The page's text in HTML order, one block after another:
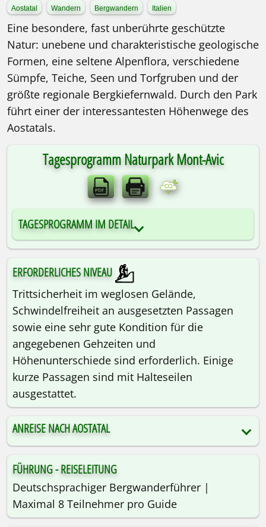
Aostatal Wandern Bergwandern Italien
Eine besondere, fast unberührte geschützte
Natur: unebene und charakteristische geologische
Formen, eine seltene Alpenflora, verschiedene
Sümpfe, Teiche, Seen und Torfgruben und der
größte regionale Bergkiefernwald. Durch den Park
führt einer der interessantesten Höhenwege des
Aostatals.
Tagesprogramm Naturpark Mont-Avic
TAGESPROGRAMM IM DETAIL
ERFORDERLICHES NIVEAU
Trittsicherheit im weglosen Gelände,
Schwindelfreiheit an ausgesetzten Passagen
sowie eine sehr gute Kondition für die
angegebenen Gehzeiten und
Höhenunterschiede sind erforderlich. Einige
kurze Passagen sind mit Halteseilen
ausgestattet.
ANREISE NACH AOSTATAL
FÜHRUNG - REISELEITUNG
Deutschsprachiger Bergwanderführer |
Maximal 8 Teilnehmer pro Guide